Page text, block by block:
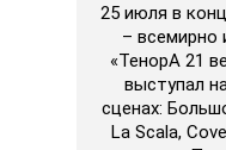
25 июля в
– всемирно
«ТенорА 21
выступал
сценах:
La Scala,